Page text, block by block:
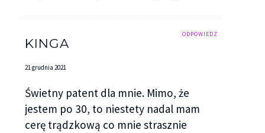
ODPOWIEDZ
KINGA
21 grudnia 2021
Świetny patent dla mnie. Mimo, że
jestem po 30, to niestety nadal mam
cerę trądzkową co mnie strasznie